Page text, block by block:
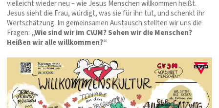
vielleicht wieder neu – wie Jesus Menschen willkommen heißt.
Jesus sieht die Frau, würdigt, was sie für ihn tut, und schenkt ihr
Wertschätzung. Im gemeinsamen Austausch stellten wir uns die
Fragen: „Wie sind wir im CVJM? Sehen wir die Menschen?
Heißen wir alle willkommen?“